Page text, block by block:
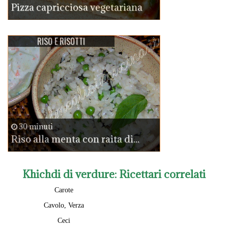
Pizza capricciosa vegetariana
RISO E RISOTTI
30 minuti
Riso alla menta con raita di...
Khichdi di verdure: Ricettari correlati
Carote
Cavolo, Verza
Ceci